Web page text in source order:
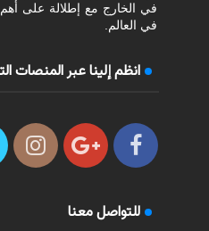
في الخارج مع إطلالة على أهم
في العالم.
انظم إلينا عبر المنصات
للتواصل معنا